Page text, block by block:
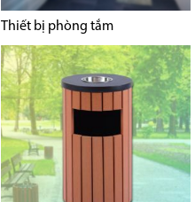
Thiết bị phòng tắm